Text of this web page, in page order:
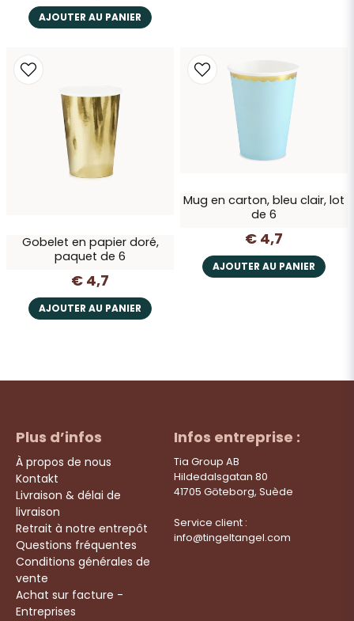
AJOUTER AU PANIER
Gobelet en papier doré,
paquet de 6
€ 4,7
AJOUTER AU PANIER
Mug en carton, bleu clair, lot
de 6
€ 4,7
AJOUTER AU PANIER
Plus d’infos
À propos de nous
Kontakt
Livraison & délai de
livraison
Retrait à notre entrepôt
Questions fréquentes
Conditions générales de
vente
Achat sur facture -
Entreprises
Infos entreprise :
Tia Group AB
Hildedalsgatan 80
41705 Göteborg, Suède
Service client :
info@tingeltangel.com